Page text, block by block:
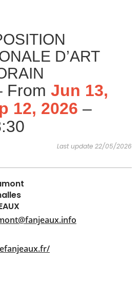
INSPIRATIONS
D’ART
From Jun 13,
12, 2026 –
Last update 22/05/2026